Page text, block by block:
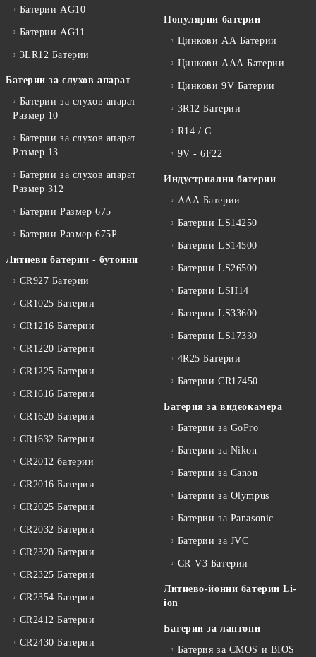
Батерии AG10
Батерии AG11
3LR12 Батерии
Батерии за слухов апарат
Батерии за слухов апарат
Размер 10
Батерии за слухов апарат
Размер 13
Батерии за слухов апарат
Размер 312
Батерии Размер 675
Батерии Размер 675P
Литиеви батерии - бутонни
CR927 Батерии
CR1025 Батерии
CR1216 Батерии
CR1220 Батерии
CR1225 Батерии
CR1616 Батерии
CR1620 Батерии
CR1632 Батерии
CR2012 батерии
CR2016 Батерии
CR2025 Батерии
CR2032 Батерии
CR2320 Батерии
CR2325 Батерии
CR2354 Батерии
CR2412 Батерии
CR2430 Батерии
Популярни батерии
Цинкови АА Батерии
Цинкови ААА Батерии
Цинкови 9V Батерии
3R12 Батерии
R14 / C
9V - 6F22
Индустриални батерии
ААА Батерии
Батерии LS14250
Батерии LS14500
Батерии LS26500
Батерии LSH14
Батерии LS33600
Батерии LS17330
4R25 Батерии
Батерии CR17450
Батерия за видеокамера
Батерии за GoPro
Батерии за Nikon
Батерии за Canon
Батерии за Olympus
Батерии за Panasonic
Батерии за JVC
CR-V3 Батерии
Литиево-йонни батерии Li-
ion
Батерии за лаптопи
Батерия за CMOS и BIOS